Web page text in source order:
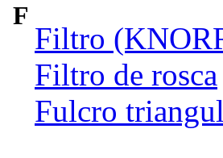
F
Filtro
Filtro de rosca
Fulcro